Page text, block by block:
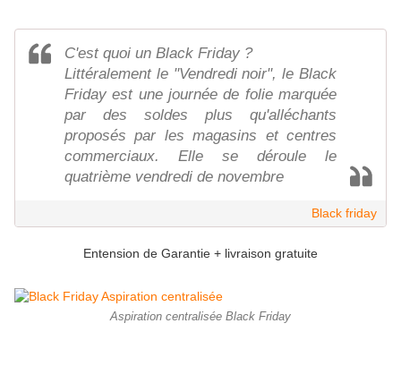
C'est quoi un Black Friday ?
Littéralement le "Vendredi noir", le Black
Friday est une journée de folie marquée
par des soldes plus qu'alléchants
proposés par les magasins et centres
commerciaux. Elle se déroule le
quatrième vendredi de novembre
Black friday
Entension de Garantie + livraison gratuite
Aspiration centralisée Black Friday